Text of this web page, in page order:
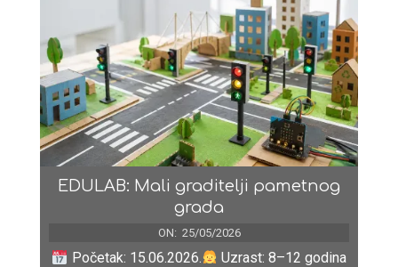
EDULAB: Mali graditelji pametnog
grada
ON: 25/05/2026
Početak: 15.06.2026.
Uzrast: 8–12 godina